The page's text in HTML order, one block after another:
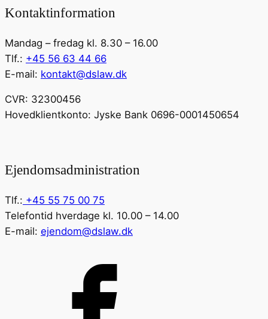
Kontaktinformation
Mandag – fredag kl. 8.30 – 16.00
Tlf.: +45 56 63 44 66
E-mail: kontakt@dslaw.dk
CVR: 32300456
Hovedklientkonto: Jyske Bank 0696-0001450654
Ejendomsadministration
Tlf.: +45 55 75 00 75
Telefontid hverdage kl. 10.00 – 14.00
E-mail: ejendom@dslaw.dk